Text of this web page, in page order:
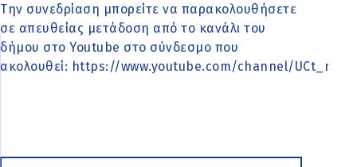
Την συνεδρίαση μπορείτε να παρακολουθήσετε
σε απευθείας μετάδοση από το κανάλι του
δήμου στο Youtube στο σύνδεσμο που
ακολουθεί: https://www.youtube.com/channel/